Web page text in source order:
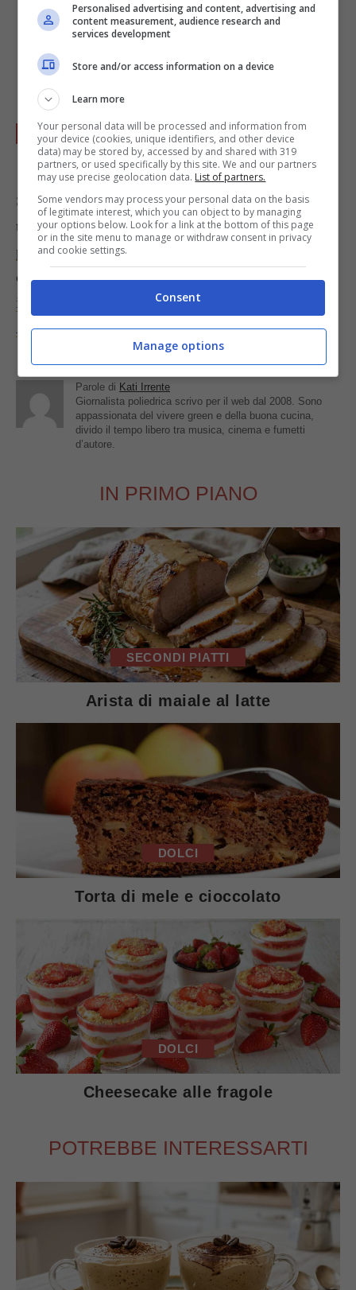
mezzo dovrà uscire asciutto: se così non
fosse abbassa la temperatura del forno a
e continua la cottura per qualche altro
minuto.
Sforna la torta e fai raffreddare, poi copri
con lozucchero a veloe servi.
Se ti piace la frutta di stagione da usare nelle
torte,prova questa crostata con l’uva e la crema
pasticcera alla vaniglia
che vuoi riproporre in un menu a tema,provalo in
insalata con l’avocado e il succo di lime
Anna
Parole di Kati Irrente
Giornalista poliedrica scrivo per il web dal 2008. Sono
appassionata del vivere green e della buona cucina,
divido il tempo libero tra musica, cinema e fumetti
d’autore.
IN PRIMO PIANO
SECONDI PIATTI
Arista di maiale al latte
DOLCI
Torta di mele e cioccolato
DOLCI
Cheesecake alle fragole
POTREBBE INTERESSARTI
Personalised advertising and content, advertising and
content measurement, audience research and
services development
Store and/or access information on a device
Learn more
Your personal data will be processed and information from
your device (cookies, unique identifiers, and other device
data) may be stored by, accessed by and shared with 319
partners, or used specifically by this site. We and our partners
may use precise geolocation data. List of partners.
Some vendors may process your personal data on the basis
of legitimate interest, which you can object to by managing
your options below. Look for a link at the bottom of this page
or in the site menu to manage or withdraw consent in privacy
and cookie settings.
Consent
Manage options